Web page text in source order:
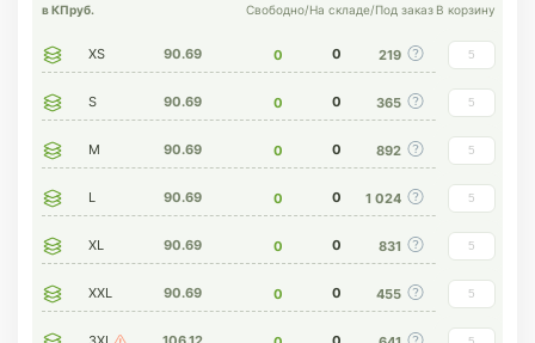
в КПруб. Свободно/На складе/Под заказ В корзину
XS 90.69 0 0 219
S 90.69 0 0 365
M 90.69 0 0 892
L 90.69 0 0 1 024
XL 90.69 0 0 831
XXL 90.69 0 0 455